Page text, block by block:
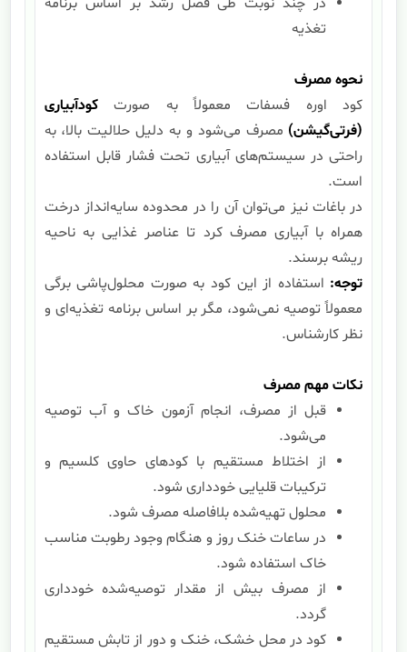
تغذیه
نحوه مصرف
کود اوره فسفات معمولاً به صورتکودآبیاری
(فرتی‌گیشن) مصرف می‌شود و به دلیل حلالیت بالا، به
راحتی در سیستم‌های آبیاری تحت فشار قابل استفاده
است.
در باغات نیز می‌توان آن را در محدوده سایه‌انداز درخت
همراه با آبیاری مصرف کرد تا عناصر غذایی به ناحیه
ریشه برسند.
توجه: استفاده از این کود به صورت محلول‌پاشی برگی
معمولاً توصیه نمی‌شود، مگر بر اساس برنامه تغذیه‌ای و
نظر کارشناس.
نکات مهم مصرف
قبل از مصرف، انجام آزمون خاک و آب توصیه
می‌شود.
از اختلاط مستقیم با کودهای حاوی کلسیم و
ترکیبات قلیایی خودداری شود.
محلول تهیه‌شده بلافاصله مصرف شود.
در ساعات خنک روز و هنگام وجود رطوبت مناسب
خاک استفاده شود.
از مصرف بیش از مقدار توصیه‌شده خودداری
گردد.
کود در محل خشک، خنک و دور از تابش مستقیم